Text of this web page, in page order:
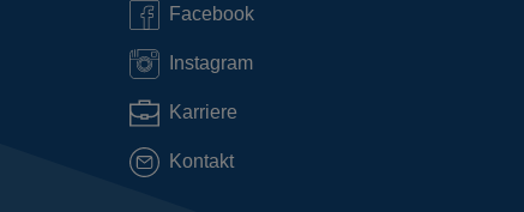
Facebook
Instagram
Karriere
Kontakt